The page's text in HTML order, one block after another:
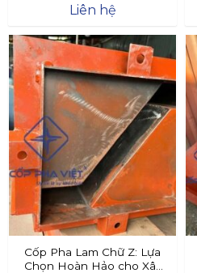
Liên hệ
Cốp Pha Lam Chữ Z: Lựa
Chọn Hoàn Hảo cho Xây